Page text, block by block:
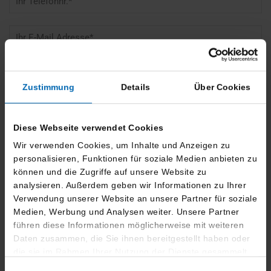
Zustimmung Details Über Cookies
Diese Webseite verwendet Cookies
Wir verwenden Cookies, um Inhalte und Anzeigen zu
personalisieren, Funktionen für soziale Medien anbieten zu
können und die Zugriffe auf unsere Website zu
analysieren. Außerdem geben wir Informationen zu Ihrer
Verwendung unserer Website an unsere Partner für soziale
Medien, Werbung und Analysen weiter. Unsere Partner
führen diese Informationen möglicherweise mit weiteren
Daten zusammen, die Sie ihnen bereitgestellt haben oder